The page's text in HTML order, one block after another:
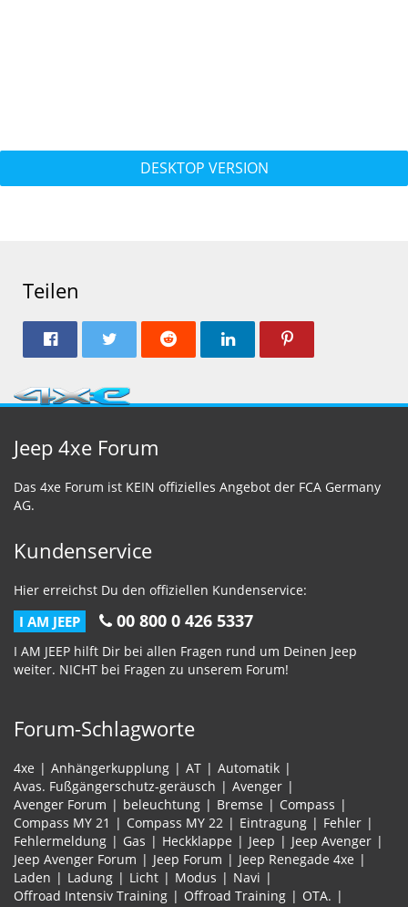
DESKTOP VERSION
Teilen
Jeep 4xe Forum
Das 4xe Forum ist KEIN offizielles Angebot der FCA Germany
AG.
Kundenservice
Hier erreichst Du den offiziellen Kundenservice:
I AM JEEP 00 800 0 426 5337
I AM JEEP hilft Dir bei allen Fragen rund um Deinen Jeep
weiter. NICHT bei Fragen zu unserem Forum!
Forum-Schlagworte
4xe Anhängerkupplung AT
Automatik
Avas. Fußgängerschutz-geräusch
Avenger
Avenger Forum
beleuchtung Bremse
Compass
Compass MY 21
Compass MY 22 Eintragung
Fehler
Fehlermeldung
Gas Heckklappe Jeep
Jeep Avenger
Jeep Avenger Forum
Jeep Forum
Jeep Renegade 4xe
Laden
Ladung Licht Modus
Navi
Offroad Intensiv Training
Offroad Training
OTA.